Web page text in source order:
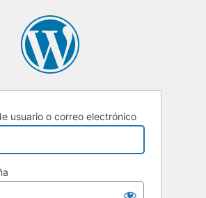
usuario o correo electrónico